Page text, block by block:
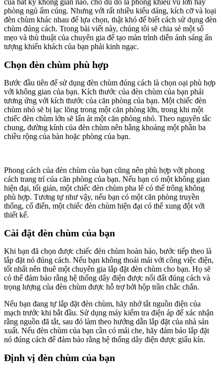
phòng ngủ ấm cúng. Nhưng với rất nhiều kiểu dáng, kích cỡ và loại
đèn chùm khác nhau để lựa chọn, thật khó để biết cách sử dụng đèn
chùm đúng cách. Trong bài viết này, chúng tôi sẽ chia sẻ một số
mẹo và thủ thuật của chuyên gia để tạo màn trình diễn ánh sáng ấn
tượng khiến khách của bạn phải kinh ngạc.
Chọn đèn chùm phù hợp
Bước đầu tiên để sử dụng đèn chùm đúng cách là chọn oại phù hợp
với không gian của bạn. Kích thước của đèn chùm của bạn phải
tương ứng với kích thước của căn phòng của bạn. Một chiếc đèn
chùm nhỏ sẽ bị lạc lõng trong một căn phòng lớn, trong khi một
chiếc đèn chùm lớn sẽ lấn át một căn phòng nhỏ. Theo nguyên tắc
chung, đường kính của đèn chùm nên bằng khoảng một phần ba
chiều rộng của bàn hoặc phòng của bạn.
Phong cách của đèn chùm của bạn cũng nên phù hợp với phong
cách trang trí của căn phòng của bạn. Nếu bạn có một không gian
hiện đại, tối giản, một chiếc đèn chùm pha lê có thể trông không
phù hợp. Tương tự như vậy, nếu bạn có một căn phòng truyền
thống, cổ điển, một chiếc đèn chùm hiện đại có thể xung đột với
thiết kế.
Cài đặt đèn chùm của bạn
Khi bạn đã chọn được chiếc đèn chùm hoàn hảo, bước tiếp theo là
lắp đặt nó đúng cách. Nếu bạn không thoải mái với công việc điện,
tốt nhất nên thuê một chuyên gia lắp đặt đèn chùm cho bạn. Họ sẽ
có thể đảm bảo rằng hệ thống dây điện được nối đất đúng cách và
trọng lượng của đèn chùm được hỗ trợ bởi hộp trần chắc chắn.
Nếu bạn đang tự lắp đặt đèn chùm, hãy nhớ tắt nguồn điện của
mạch trước khi bắt đầu. Sử dụng máy kiểm tra điện áp để xác nhận
rằng nguồn đã tắt, sau đó làm theo hướng dẫn lắp đặt của nhà sản
xuất. Nếu đèn chùm của bạn cần có mái che, hãy đảm bảo lắp đặt
nó đúng cách để đảm bảo rằng hệ thống dây điện được giấu kín.
Định vị đèn chùm của bạn